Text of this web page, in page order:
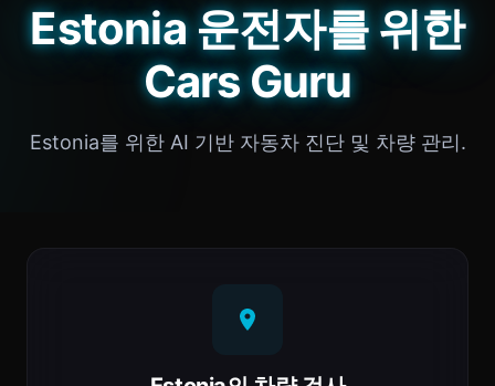
Estonia 운전자를 위한
Cars Guru
Estonia를 위한 AI 기반 자동차 진단 및 차량 관리.